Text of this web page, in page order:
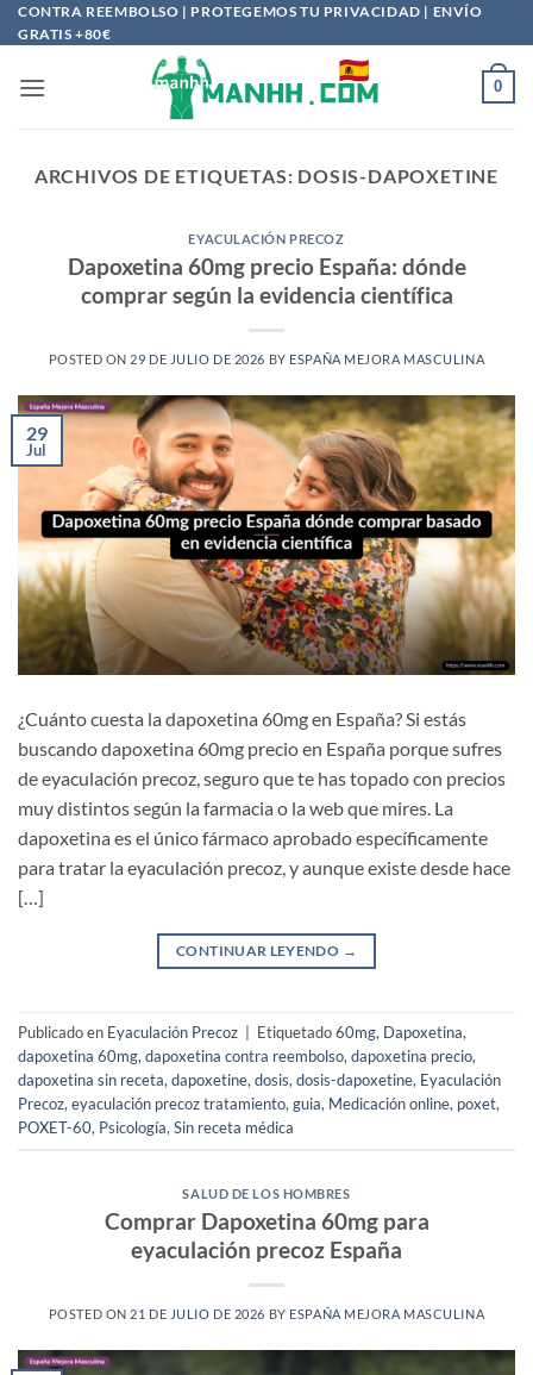
Saltar
al
CONTRA REEMBOLSO | PROTEGEMOS TU PRIVACIDAD | ENVÍO
GRATIS +80€
0
ARCHIVOS DE ETIQUETAS: DOSIS-DAPOXETINE
EYACULACIÓN PRECOZ
Dapoxetina 60mg precio España: dónde
comprar según la evidencia científica
POSTED ON 29 DE JULIO DE 2026 BY ESPAÑA MEJORA MASCULINA
29
Jul
¿Cuánto cuesta la dapoxetina 60mg en España? Si estás
buscando dapoxetina 60mg precio en España porque sufres
de eyaculación precoz, seguro que te has topado con precios
muy distintos según la farmacia o la web que mires. La
dapoxetina es el único fármaco aprobado específicamente
para tratar la eyaculación precoz, y aunque existe desde hace
[…]
CONTINUAR LEYENDO →
Publicado en Eyaculación Precoz Etiquetado60mg, Dapoxetina,
dapoxetina 60mg,dapoxetina contra reembolso,dapoxetina precio,
dapoxetina sin receta,dapoxetine,dosis,dosis-dapoxetine, Eyaculación
Precoz,eyaculación precoz tratamiento,guia, Medicación online, poxet,
POXET-60, Psicología,Sin receta médica
SALUD DE LOS HOMBRES
Comprar Dapoxetina 60mg para
eyaculación precoz España
POSTED ON 21 DE JULIO DE 2026 BY ESPAÑA MEJORA MASCULINA